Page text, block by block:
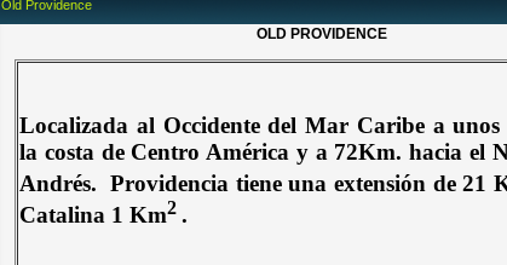
Old Providence
OLD PROVIDENCE
Localizada al Occidente del Mar Caribe a
la costa de Centro América y a 72Km. hacia el
Andrés. Providencia tiene una extensión de 21
Catalina 1 Km2 .